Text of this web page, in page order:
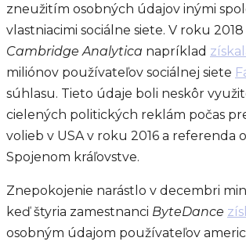
zneužitím osobných údajov inými
vlastniacimi sociálne siete. V roku
Cambridge Analytica napríklad
miliónov používateľov sociálnej siete
súhlasu. Tieto údaje boli neskôr
cielených politických reklám počas
volieb v USA v roku 2016 a referenda
Spojenom kráľovstve.
Znepokojenie narástlo v decembri
keď štyria zamestnanci ByteDance
osobným údajom používateľov